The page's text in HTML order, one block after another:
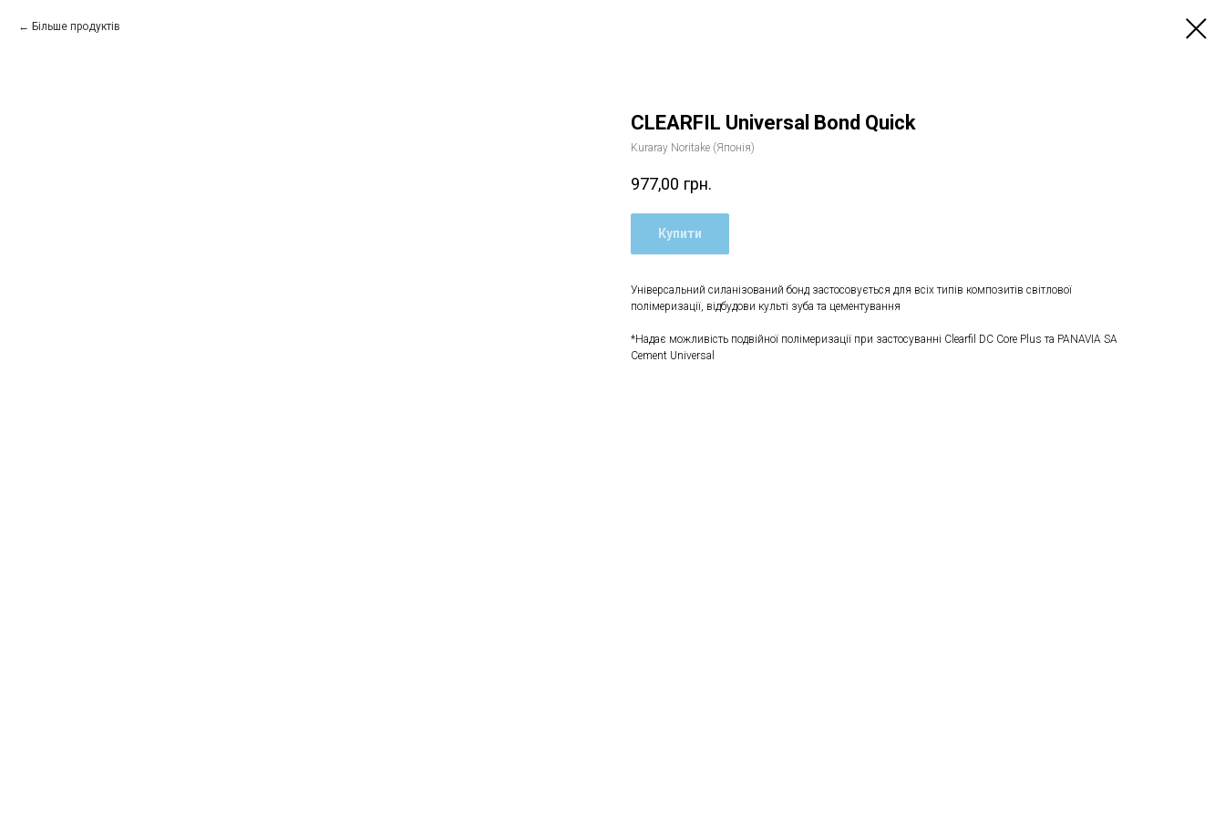
Більше продуктів
CLEARFIL Universal Bond Quick
Kuraray Noritake (Японія)
977,00 грн.
Купити
Універсальний силанізований бонд застосовується для всіх типів композитів світлової
полімеризації, відбудови культі зуба та цементування
*Надає можливість подвійної полімеризації при застосуванні Clearfil DC Core Plus та PANAVIA SA
Cement Universal